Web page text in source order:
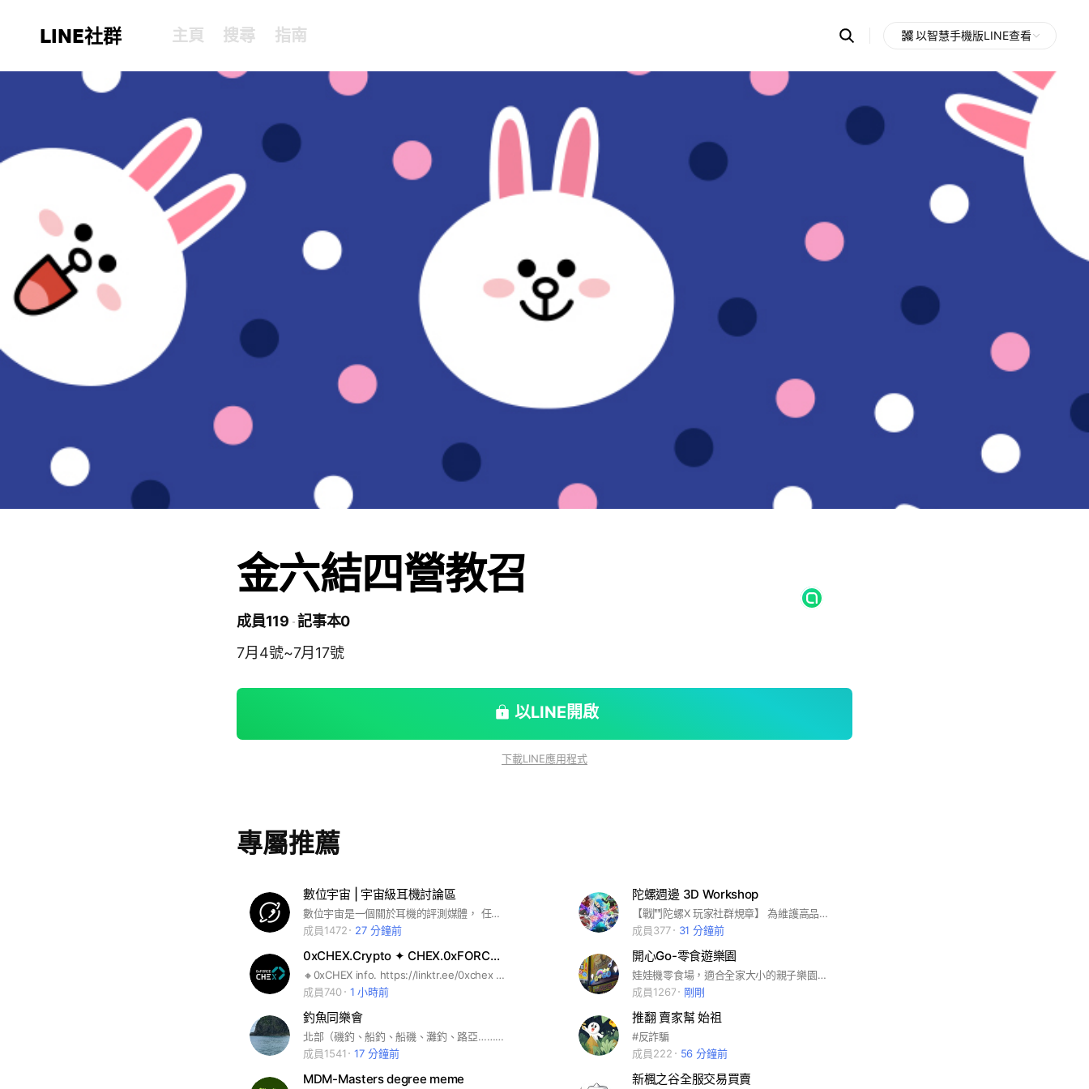
LINE社群 主頁 搜尋 指南 Search
OpenChats
messages
search
以智慧手機版LINE查看
金六結四營教召
成員119 記事本0
7月4號~7月17號
以LINE開啟
下載LINE應用程式
專屬推薦
數位宇宙 | 宇宙級耳機討論區
數位宇宙是一個關於耳機的評測媒體， 任何耳機相關疑難雜症都可以來討論哦，偶爾也會有其他產品評測。 按讚加入我們的數位宇宙 訂閱頻道👉 https://pse.is/du616 聯絡我們👉 digitaluniverse616@gmail.com
成員1472
27 分鐘前
陀螺週邊 3D Workshop
【戰鬥陀螺X 玩家社群規章】 為維護高品質陀螺競技環境，請群友共同遵守： 1. 販售審核制：欲販賣商品者，請先私訊管理員審核。符合標準後，由管理員統一發布。 2. 定位聲明：本群販售為「3D列印相容升級配件」，非官方產品，請玩家理解材質特性後理性購買。 3.社群風氣：嚴禁血腥、煽動對立、色情。售後糾紛請私訊賣家處理，禁止在群內公開謾罵。
成員377
31 分鐘前
0xCHEX.Crypto ✦ CHEX.0xFORCE｜比特幣｜區塊鏈｜NFT｜鏈遊｜元宇宙｜空投
🔸0xCHEX info. https://linktr.ee/0xchex 多年平面設計經驗，近兩年投入區塊鏈領域，並於2022年創立0xFORCE 區塊原力，憑藉著區塊鏈專業以及創新行銷企劃，結合專業的MOD團隊打造數個千人社群。 🔸服務項目 智能合約攥寫、NFT製作與發行、TOKEN發行、社群創建及運營、Discord課程、形象設計(VI)、動畫製作(2D/3D)、網站架設(2.0/3.0)、Lina OA 顧問 #0xFORCE #Crypto #Blockchain #Bitcoin #Ethereum #TRON #DOGE #BTC #ETH #TRX #NFT #GameFi #FTX #Bitstreetx #Triiix #BingX #MEME #區塊原力 #區塊鏈 #加密貨幣 #虛擬貨幣 #虛擬通貨 #比特幣 #以太坊 #以太幣 #狗狗幣 #波場 #白名單 #元宇宙 #存錢 #理財 #投資 #賺錢 #股票 #幣安 #火幣 #合約 #炒幣 #智能 #機器 #usdt #房市 #網格 #派網 #韭菜 #鏈遊 #手機 #挖礦 #迷因
成員740
1 小時前
開心Go-零食遊樂園
娃娃機零食場，適合全家大小的親子樂園，3c家電、日韓零食、寶可夢娃娃、公仔一番賞。
成員1267
剛剛
釣魚同樂會
北部（磯釣、船釣、船磯、灘釣、路亞……等）釣點釣技分享，一起來揪釣魚喇滴賽
成員1541
17 分鐘前
推翻 賣家幫 始祖
#反詐騙
成員222
56 分鐘前
MDM-Masters degree meme 新楓之谷全服交易買賣